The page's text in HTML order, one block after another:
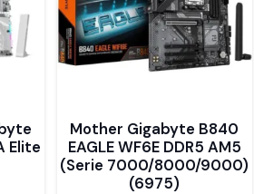
Elite
Mother Gigabyte B840
EAGLE WF6E DDR5 AM5
(Serie 7000/8000/9000)
(6975)